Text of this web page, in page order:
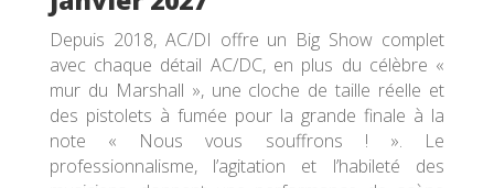
Depuis 2018, AC/DI offre un Big Show complet
avec chaque détail AC/DC, en plus du célèbre «
mur du Marshall », une cloche de taille réelle et
des pistolets à fumée pour la grande finale à la
note « Nous vous souffrons ! ». Le
professionnalisme, l’agitation et l’habileté des